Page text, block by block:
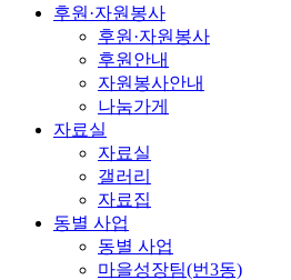
후원·자원봉사
후원·자원봉사
후원안내
자원봉사안내
나눔가게
자료실
자료실
갤러리
자료집
동별 사업
동별 사업
마을성장팀(번3동)